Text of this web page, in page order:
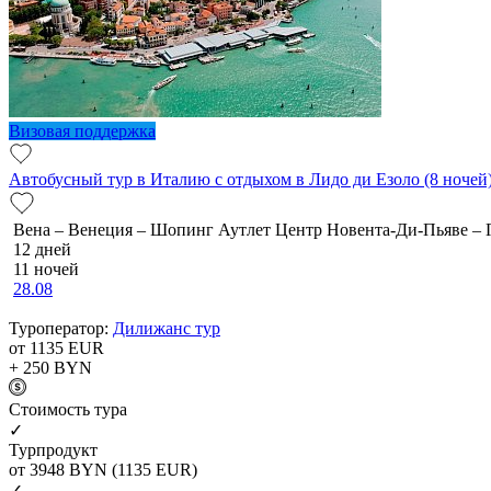
Визовая поддержка
Автобусный тур в Италию с отдыхом в Лидо ди Езоло (8
Вена – Венеция – Шопинг Аутлет Центр Новента-Ди-Пьяве –
12 дней
11 ночей
28.08
Туроператор: Дилижанс тур
от 1135 EUR
+ 250 BYN
Cтоимость тура
✓
Турпродукт
от 3948 BYN (1135 EUR)